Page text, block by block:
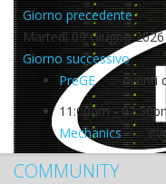
Giorno precedente
Martedì 09 Giugno 2026
Giorno successivo
PreGE :: eventi
11:00am -
Mechanics ::
COMMUNITY